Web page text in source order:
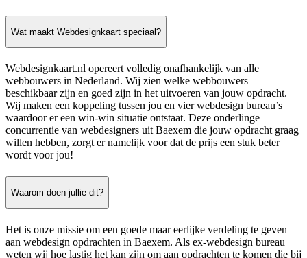
Wat maakt Webdesignkaart speciaal?
Webdesignkaart.nl opereert volledig onafhankelijk van alle
webbouwers in Nederland. Wij zien welke webbouwers
beschikbaar zijn en goed zijn in het uitvoeren van jouw opdracht.
Wij maken een koppeling tussen jou en vier webdesign bureau’s
waardoor er een win-win situatie ontstaat. Deze onderlinge
concurrentie van webdesigners uit Baexem die jouw opdracht graag
willen hebben, zorgt er namelijk voor dat de prijs een stuk beter
wordt voor jou!
Waarom doen jullie dit?
Het is onze missie om een goede maar eerlijke verdeling te geven
aan webdesign opdrachten in Baexem. Als ex-webdesign bureau
weten wij hoe lastig het kan zijn om aan opdrachten te komen die bij